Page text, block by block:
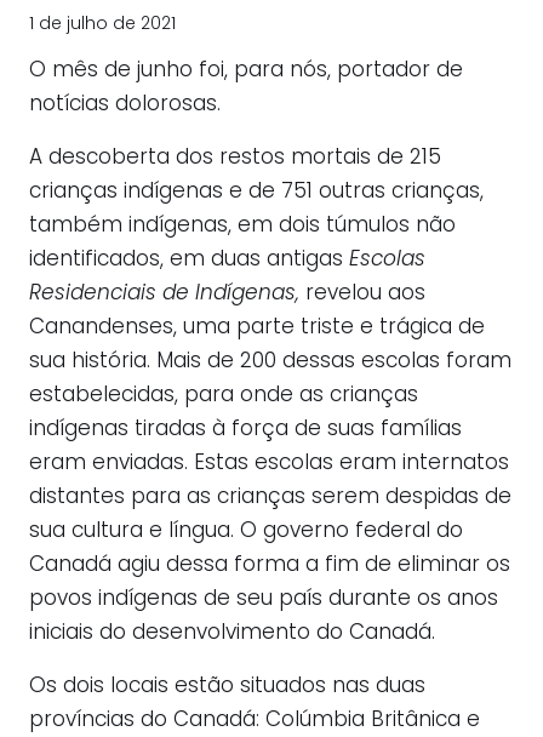
1 de julho de 2021
O mês de junho foi, para nós, portador de
notícias dolorosas.
A descoberta dos restos mortais de 215
crianças indígenas e de 751 outras crianças,
também indígenas, em dois túmulos não
identificados, em duas antigas Escolas
Residenciais de Indígenas, revelou aos
Canandenses, uma parte triste e trágica de
sua história. Mais de 200 dessas escolas foram
estabelecidas, para onde as crianças
indígenas tiradas à força de suas famílias
eram enviadas. Estas escolas eram internatos
distantes para as crianças serem despidas de
sua cultura e língua. O governo federal do
Canadá agiu dessa forma a fim de eliminar os
povos indígenas de seu país durante os anos
iniciais do desenvolvimento do Canadá.
Os dois locais estão situados nas duas
províncias do Canadá: Colúmbia Britânica e